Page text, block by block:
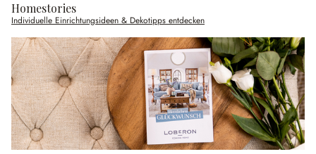
Homestories
Individuelle Einrichtungsideen & Dekotipps entdecken